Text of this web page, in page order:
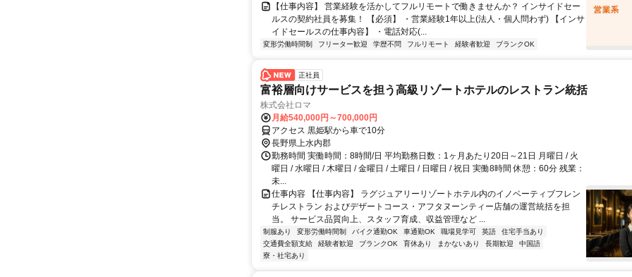
【仕事内容】 営業経験を活かしてフルリモートで働きませんか？ インサイドセー
ルスの契約社員を募集！ 【必須】 ・営業経験1年以上(法人・個人問わず) 【インサ
イドセールスの仕事内容】 ・電話対応(...
変形労働時間制 フリーター歓迎 学歴不問 フルリモート 経験者歓迎 ブランクOK
正社員
富裕層向けサービスを担う高級リゾートホテルのレストラン統括
株式会社ロマ
月給540,000円～700,000円
アクセス 黒姫駅から車で10分
長野県上水内郡
勤務時間 実働時間：8時間/日 平均勤務日数：1ヶ月あたり20日～21日 月曜日 / 火
曜日 / 水曜日 / 木曜日 / 金曜日 / 土曜日 / 日曜日 / 祝日 実働8時間 休憩：60分 残業：
未...
仕事内容 【仕事内容】 ラグジュアリーリゾートホテル内のイノベーティブフレン
チレストラン およびデザートコース・アフタヌーンティー店舗の運営統括を担
当。 サービス品質向上、スタッフ育成、収益管理など ...
制服あり 変形労働時間制 バイク通勤OK 車通勤OK 職場見学可 英語
住宅手当あり
交通費全額支給
経験者歓迎 ブランクOK 育休あり まかないあり 長期歓迎
中国語
寮・社宅あり